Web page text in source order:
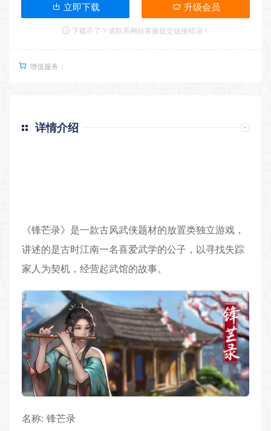
立即下载 升级会员
下载不了？请联系网站客服提交链接错误！
增值服务：
详情介绍
《锋芒录》是一款古风武侠题材的放置类独立游戏，
讲述的是古时江南一名喜爱武学的公子，以寻找失踪
家人为契机，经营起武馆的故事。
名称: 锋芒录